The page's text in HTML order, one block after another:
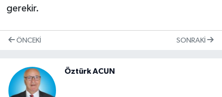
gerekir.
ÖNCEKI SONRAKI
Öztürk ACUN